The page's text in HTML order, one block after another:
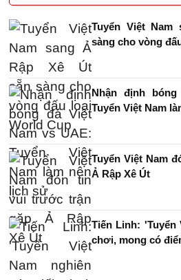
Tuyển Việt
sàng cho vòng
Nhận định
Tuyển Việt Nam
Tuyển Việt Nam
Ả Rập Xê Út
Tiến Linh:
chơi, mong có